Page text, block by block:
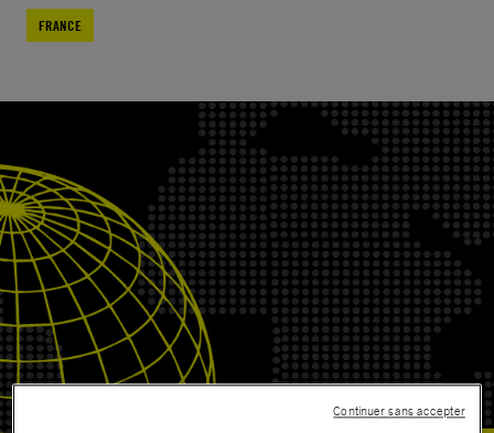
FRANCE
Continuer sans accepter